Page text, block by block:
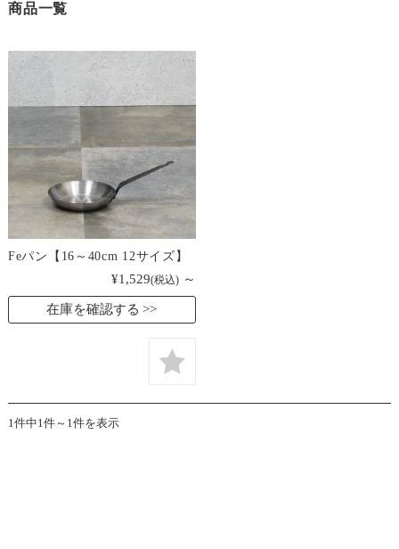
商品一覧
Feパン【16～40cm 12サイズ】
¥1,529(税込) ～
在庫を確認する
1件中1件～1件を表示